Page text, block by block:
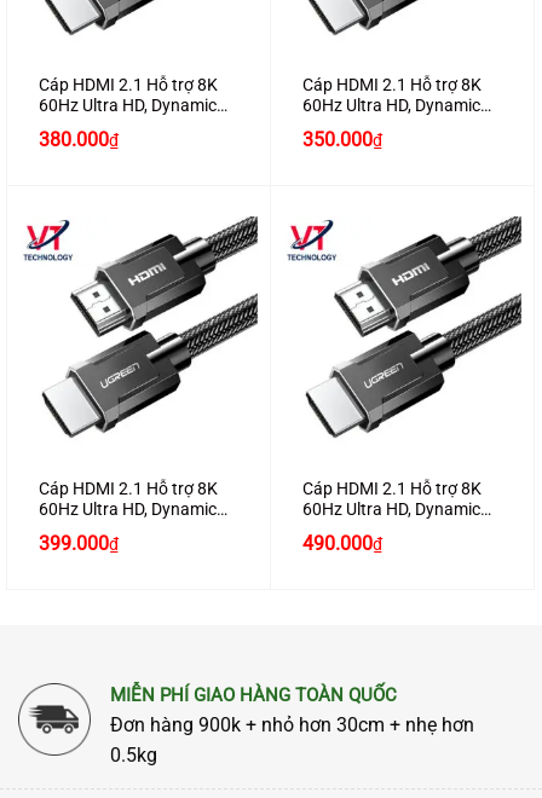
Cáp HDMI 2.1 Hỗ trợ 8K
60Hz Ultra HD, Dynamic
Ugreen 70320 Cao Cấp
380.000₫
Cáp HDMI 2.1 Hỗ trợ 8K
60Hz Ultra HD, Dynamic
Ugreen 70319 Cao Cấp
350.000₫
Cáp HDMI 2.1 Hỗ trợ 8K
60Hz Ultra HD, Dynamic
Ugreen 70321 Cao Cấp
399.000₫
Cáp HDMI 2.1 Hỗ trợ 8K
60Hz Ultra HD, Dynamic
Ugreen 80602 Cao Cấp
490.000₫
MIỄN PHÍ GIAO HÀNG TOÀN QUỐC
Đơn hàng 900k + nhỏ hơn 30cm + nhẹ hơn
0.5kg